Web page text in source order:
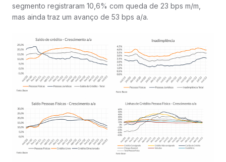
segmento registraram 10,6% com queda de 23 bps m/m,
mas ainda traz um avanço de 53 bps a/a.